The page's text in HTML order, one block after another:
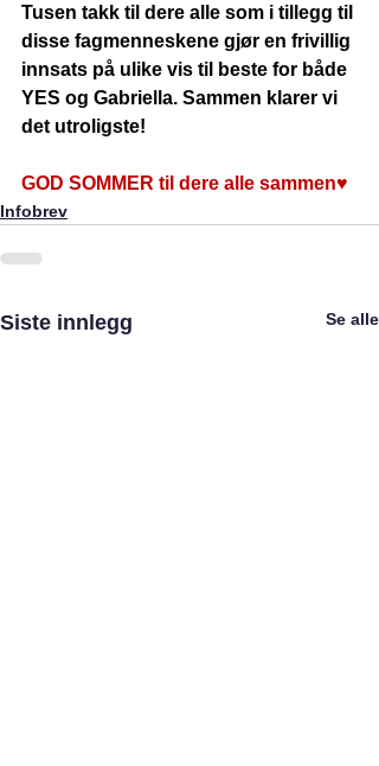
Tusen takk til dere alle som i tillegg til
disse fagmenneskene gjør en frivillig
innsats på ulike vis til beste for både
YES og Gabriella. Sammen klarer vi
det utroligste!
GOD SOMMER til dere alle sammen♥
Infobrev
Siste innlegg Se alle